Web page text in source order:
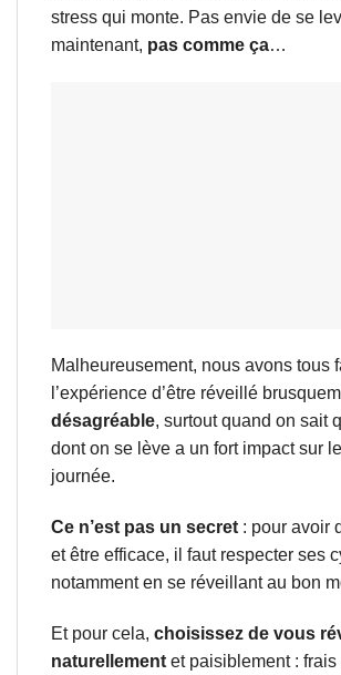
stress qui monte. Pas envie de se
maintenant, pas comme ça…
Malheureusement, nous avons tous
l’expérience d’être réveillé
désagréable, surtout quand on sait
dont on se lève a un fort impact sur
journée.
Ce n’est pas un secret : pour avoir
et être efficace, il faut respecter ses
notamment en se réveillant au bon
Et pour cela, choisissez de vous
naturellement et paisiblement : frais